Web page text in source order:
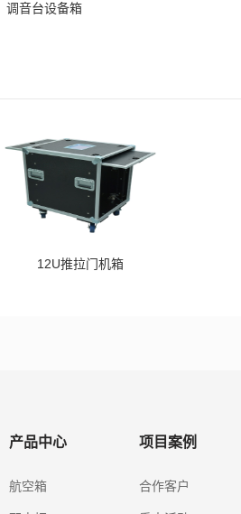
调音台设备箱
12U推拉门机箱
产品中心
航空箱
项目案例
合作客户